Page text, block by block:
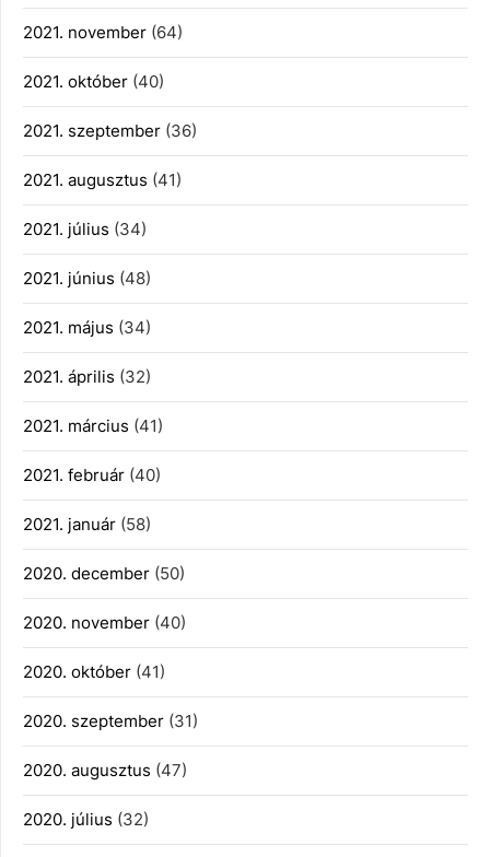
2021. november (64)
2021. október (40)
2021. szeptember (36)
2021. augusztus (41)
2021. július (34)
2021. június (48)
2021. május (34)
2021. április (32)
2021. március (41)
2021. február (40)
2021. január (58)
2020. december (50)
2020. november (40)
2020. október (41)
2020. szeptember (31)
2020. augusztus (47)
2020. július (32)